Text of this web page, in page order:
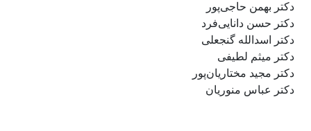
دکتر بهمن حاجی‌پور
دکتر حسن دانایی‌فرد
دکتر اسدالله گنجعلی
دکتر میثم لطیفی
دکتر مجید مختاریان‌پور
دکتر عباس منوریان